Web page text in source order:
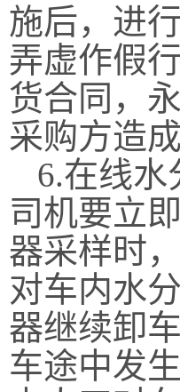
施后，进
弄虚作假
货合同，
采购方造
6.在线
司机要立
器采样时
对车内水
器继续卸
车途中发